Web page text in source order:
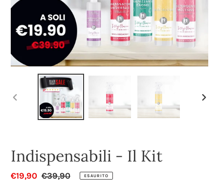
PRECEDENTE
Indispensabili - Il Kit
Prezzo
€19,90 Prezzo
€39,90 ESAURITO